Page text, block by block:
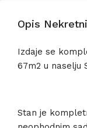
Opis
Izdaje se
67m2 u naselju
Stan je